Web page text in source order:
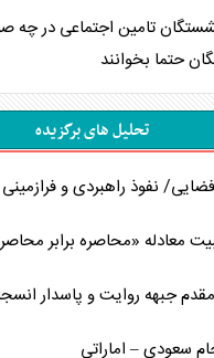
تامین اجتماعی در چه
حتما بخوانند
تحلیل های برگزیده
نفوذ راهبردی و
معادله «محاصره برابر
جبهه روایت و پاسدار
سعودی – اماراتی